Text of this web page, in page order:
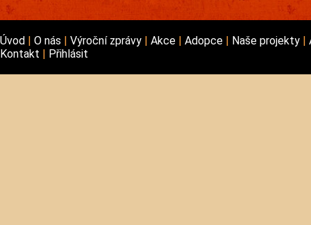
Úvod O nás Výroční zprávy Akce Adopce Naše projekty
Kontakt
Přihlásit